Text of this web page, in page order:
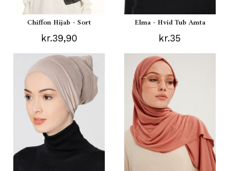
Chiffon Hijab - Sort
kr.39,90
Elma - Hvid Tub Amta
kr.35